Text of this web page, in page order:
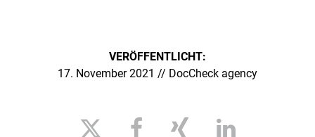
VERÖFFENTLICHT:
17. November 2021 // DocCheck agency